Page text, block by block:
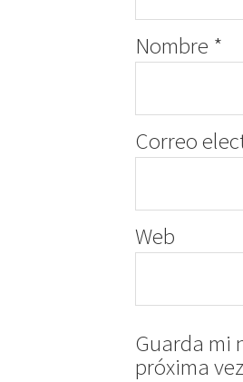
Nombre *
Correo
Web
Guarda mi
próxima